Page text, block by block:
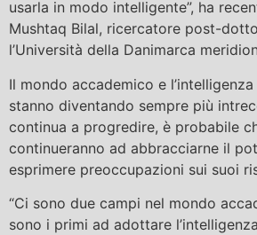
usarla in modo intelligente”, ha
Mushtaq Bilal, ricercatore post-
l’Università della Danimarca
Il mondo accademico e
stanno diventando sempre più
continua a progredire, è probabile
continueranno ad abbracciarne il
esprimere preoccupazioni sui suoi
“Ci sono due campi nel mondo
sono i primi ad adottare